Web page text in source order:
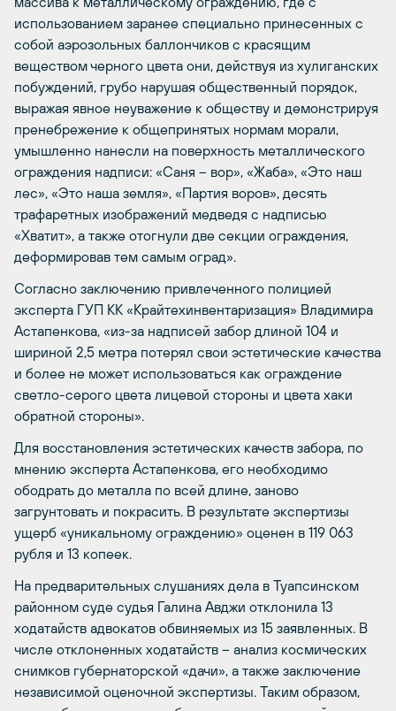
использованием заранее специально принесенных с
собой аэрозольных баллончиков с красящим
веществом черного цвета они, действуя из хулиганских
побуждений, грубо нарушая общественный порядок,
выражая явное неуважение к обществу и демонстрируя
пренебрежение к общепринятых нормам морали,
умышленно нанесли на поверхность металлического
ограждения надписи: «Саня – вор», «Жаба», «Это наш
лес», «Это наша земля», «Партия воров», десять
трафаретных изображений медведя с надписью
«Хватит», а также отогнули две секции ограждения,
деформировав тем самым оград».
Согласно заключению привлеченного полицией
эксперта ГУП КК «Крайтехинвентаризация» Владимира
Астапенкова, «из-за надписей забор длиной 104 и
шириной 2,5 метра потерял свои эстетические качества
и более не может использоваться как ограждение
светло-серого цвета лицевой стороны и цвета хаки
обратной стороны».
Для восстановления эстетических качеств забора, по
мнению эксперта Астапенкова, его необходимо
ободрать до металла по всей длине, заново
загрунтовать и покрасить. В результате экспертизы
ущерб «уникальному ограждению» оценен в 119 063
рубля и 13 копеек.
На предварительных слушаниях дела в Туапсинском
районном суде судья Галина Авджи отклонила 13
ходатайств адвокатов обвиняемых из 15 заявленных. В
числе отклоненных ходатайств – анализ космических
снимков губернаторской «дачи», а также заключение
независимой оценочной экспертизы. Таким образом,